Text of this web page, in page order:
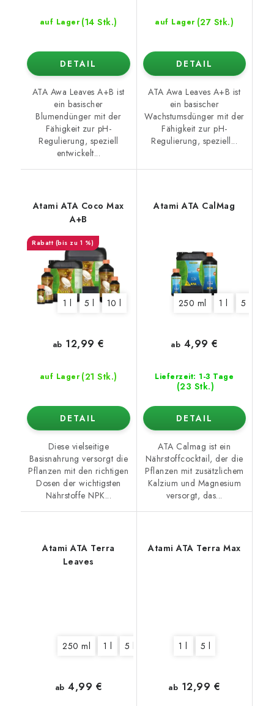
auf Lager (14 Stk.)
DETAIL
ATA Awa Leaves A+B ist
ein basischer
Blumendünger mit der
Fähigkeit zur pH-
Regulierung, speziell
entwickelt...
auf Lager (27 Stk.)
DETAIL
ATA Awa Leaves A+B ist
ein basischer
Wachstumsdünger mit der
Fähigkeit zur pH-
Regulierung, speziell...
Atami ATA Coco Max
A+B
(bis zu 1 %)
1 l 5 l 10 l
auf Lager (21 Stk.)
ab 12,99 €
DETAIL
Diese vielseitige
Basisnahrung versorgt die
Pflanzen mit den richtigen
Dosen der wichtigsten
Nährstoffe NPK...
Atami ATA CalMag
250 ml 1 l 5 l
Lieferzeit: 1-3 Tage
(23 Stk.)
ab 4,99 €
DETAIL
ATA Calmag ist ein
Nährstoffcocktail, der die
Pflanzen mit zusätzlichem
Kalzium und Magnesium
versorgt, das...
Atami ATA Terra
Leaves
250 ml 1 l 5 l
ab 4,99 €
Atami ATA Terra Max
1 l 5 l
ab 12,99 €